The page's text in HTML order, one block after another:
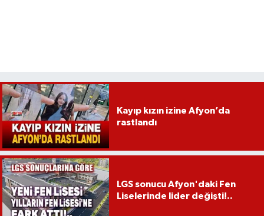
Kayıp kızın izine Afyon’da
rastlandı
LGS sonucu Afyon'daki Fen
Liselerinde lider değişti!..